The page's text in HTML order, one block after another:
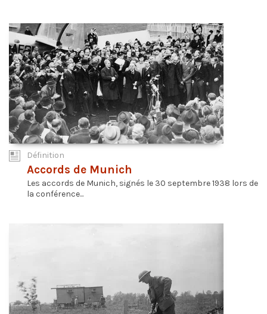
Définition
Accords de Munich
Les accords de Munich, signés le 30 septembre 1938 lors de
la conférence...